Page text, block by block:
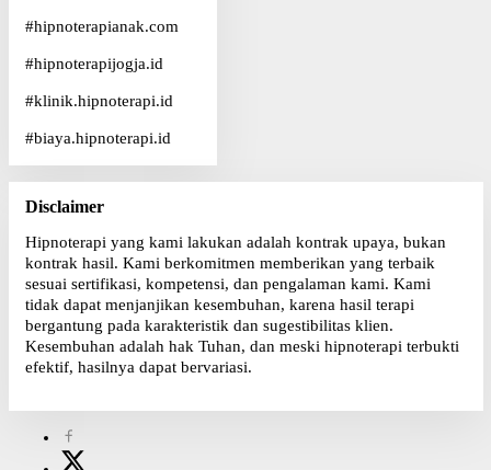
#hipnoterapianak.com
#hipnoterapijogja.id
#klinik.hipnoterapi.id
#biaya.hipnoterapi.id
Disclaimer
Hipnoterapi yang kami lakukan adalah kontrak upaya, bukan
kontrak hasil. Kami berkomitmen memberikan yang terbaik
sesuai sertifikasi, kompetensi, dan pengalaman kami. Kami
tidak dapat menjanjikan kesembuhan, karena hasil terapi
bergantung pada karakteristik dan sugestibilitas klien.
Kesembuhan adalah hak Tuhan, dan meski hipnoterapi terbukti
efektif, hasilnya dapat bervariasi.